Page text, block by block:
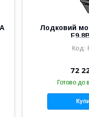
Лодковий
72
Готово до